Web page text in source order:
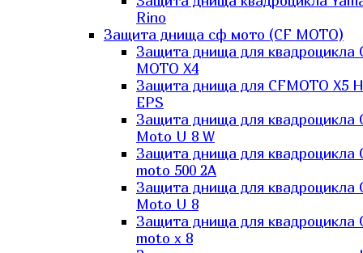
Rino
Защита днища сф мото (CF MOTO)
Защита днища для квадроцикла
MOTO X4
Защита днища для CFMOTO X5
EPS
Защита днища для квадроцикла
Moto U 8 W
Защита днища для квадроцикла
moto 500 2A
Защита днища для квадроцикла
Moto U 8
Защита днища для квадроцикла
moto x 8